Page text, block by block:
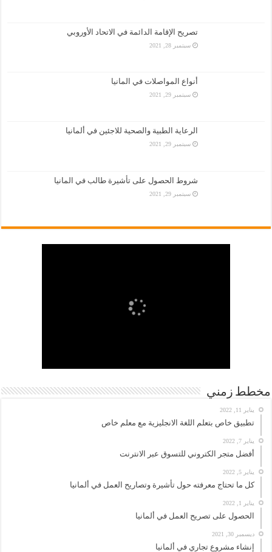
تصريح الإقامة الدائمة في الاتحاد الأوروبي
سبتمبر 28, 2021
أنواع المواصلات في المانيا
سبتمبر 29, 2021
الرعاية الطبية والصحية للاجئين في ألمانيا
سبتمبر 29, 2021
شروط الحصول على تأشيرة طالب في المانيا
سبتمبر 29, 2021
مخطط زمني
يناير 11, 2022
تطبيق خاص بتعلم اللغة الانجليزية مع معلم خاص
يناير 7, 2022
أفضل متجر الكتروني للتسوق عبر الانترنت
يناير 5, 2022
كل ما تحتاج معرفته حول تأشيرة وتصاريح العمل في ألمانيا
يناير 1, 2022
الحصول على تصريح العمل في ألمانيا
ديسمبر 30, 2021
إنشاء مشروع تجاري في ألمانيا